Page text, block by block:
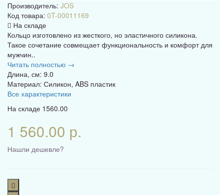
Производитель: JOS
Код товара: 0T-00011169
На складе
Кольцо изготовлено из жесткого, но эластичного силикона.
Такое сочетание совмещает функциональность и комфорт для
мужчин..
Читать полностью →
Длина, см: 9.0
Материал: Силикон, ABS пластик
Все характеристики
На складе 1560.00
1 560.00 р.
Нашли дешевле?